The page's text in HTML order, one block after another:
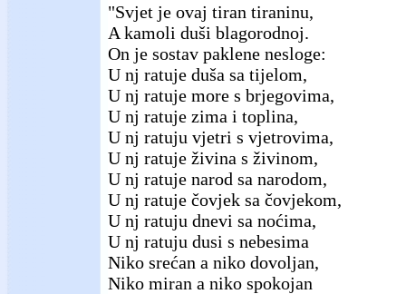
"Svjet je ovaj tiran tiraninu,
A kamoli duši blagorodnoj.
On je sostav paklene nesloge:
U nj ratuje duša sa tijelom,
U nj ratuje more s brjegovima,
U nj ratuje zima i toplina,
U nj ratuju vjetri s vjetrovima,
U nj ratuje živina s živinom,
U nj ratuje narod sa narodom,
U nj ratuje čovjek sa čovjekom,
U nj ratuju dnevi sa noćima,
U nj ratuju dusi s nebesima
Niko srećan a niko dovoljan,
Niko miran a niko spokojan